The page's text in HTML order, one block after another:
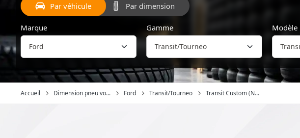
Par véhicule Par dimension
Marque Gamme Modèle
Accueil Dimension pneu vo... Ford Transit/Tourneo Transit Custom (N...